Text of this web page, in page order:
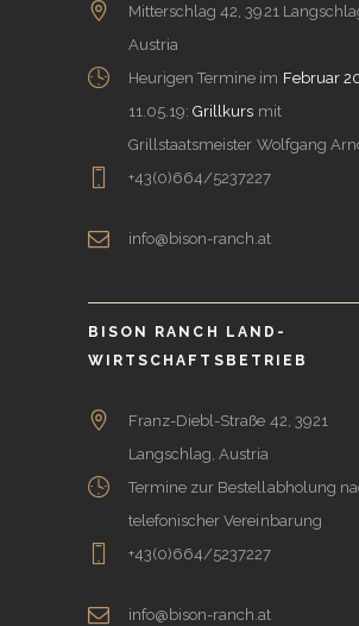
Mitterschlag 42, 3921
Austria
Heurigen Termine im Februar
11.05.19:Grillkurs mit
Grillstaatsmeister Wolfgang
+43(0)664/5237227
info@bison-ranch.at
BISON RANCH LAND-
WIRTSCHAFTSBETRIEB
Franz-Diebl-Straße 42, 3921
Langschlag, Austria
Termine zur Bestellabholung
telefonischer Vereinbarung
+43(0)664/5237227
info@bison-ranch.at